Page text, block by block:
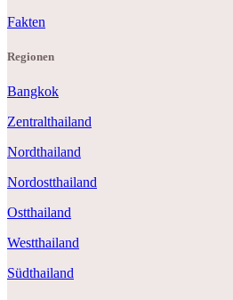
Fakten
Regionen
Bangkok
Zentralthailand
Nordthailand
Nordostthailand
Ostthailand
Westthailand
Südthailand